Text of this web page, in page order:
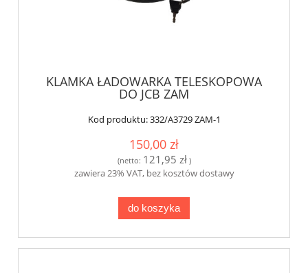
KLAMKA ŁADOWARKA TELESKOPOWA
DO JCB ZAM
Kod produktu:332/A3729 ZAM-1
150,00 zł
(netto: 121,95 zł)
zawiera 23% VAT, bez kosztów dostawy
do koszyka